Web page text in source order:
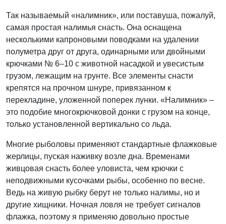
Так называемый «налимник», или поставуша, пожалуй,
самая простая налимья снасть. Она оснащена
несколькими капроновыми поводками на удалении
полуметра друг от друга, одинарными или двойными
крючками № 6–10 с животной насадкой и увесистым
грузом, лежащим на грунте. Все элементы снасти
крепятся на прочном шнуре, привязанном к
перекладине, уложенной поперек лунки. «Налимник» –
это подобие многокрючковой донки с грузом на конце,
только установленной вертикально со льда.
Многие рыболовы применяют стандартные флажковые
жерлицы, пуская наживку возле дна. Временами
живцовая снасть более уловиста, чем крючки с
неподвижными кусочками рыбы, особенно по весне.
Ведь на живую рыбку берут не только налимы, но и
другие хищники. Ночная ловля не требует сигналов
флажка, поэтому я применяю довольно простые